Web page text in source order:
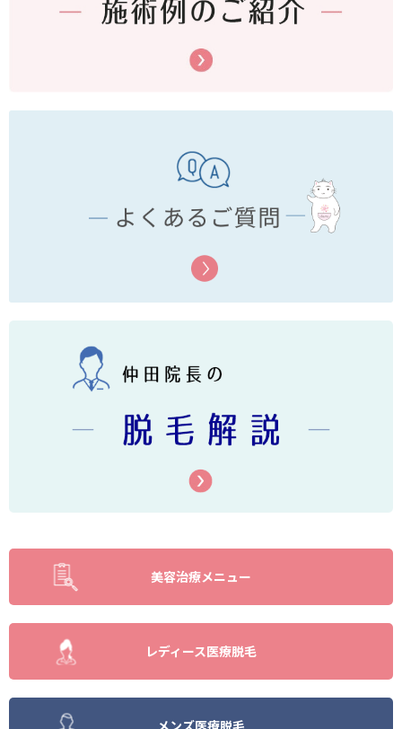
美容治療メニュー
レディース医療脱毛